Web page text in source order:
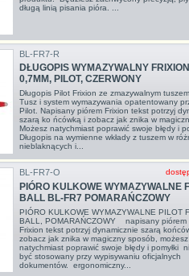
długą linią pisania pióra. ...
BL-FR7-R
DŁUGOPIS WYMAZYWALNY
0,7MM, PILOT, CZERWONY
Długopis Pilot Frixion ze zmazywalnym
Tusz i system wymazywania opatentowany
Pilot. Napisany piórem Frixion tekst potrzyj
szarą ko ńcówką i zobacz jak znika w
Możesz natychmiast poprawić swoje błędy i
Długopis na wymienne wkłady z tuszem w
nieblaknących i...
BL-FR7-O
PIÓRO KULKOWE WYMAZYWALNE
BALL BL-FR7 POMARAŃCZOWY
PIÓRO KULKOWE WYMAZYWALNE PILOT
BALL, POMARAŃCZOWY napisany piórem
Frixion tekst potrzyj dynamicznie szarą
zobacz jak znika w magiczny sposób, możesz
natychmiast poprawić swoje błędy i pomyłki
być stosowany przy wypisywaniu oficjalnych
dokumentów. ergonomiczny...